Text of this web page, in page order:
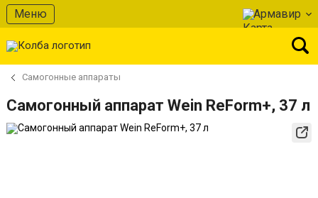
Меню Армавир
Самогонные аппараты
Самогонный аппарат Wein ReForm+, 37 л